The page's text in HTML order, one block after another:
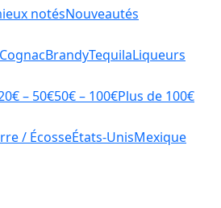
notésNouveautés
CognacBrandyTequilaLiqueurs
– 50€50€ – 100€Plus de 100€
/ ÉcosseÉtats-UnisMexique